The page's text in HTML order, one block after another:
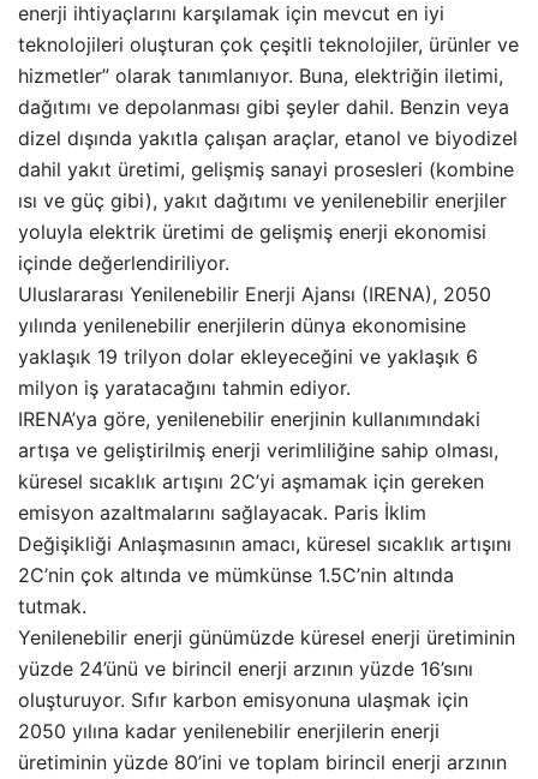
enerji ihtiyaçlarını karşılamak için mevcut en iyi
teknolojileri oluşturan çok çeşitli teknolojiler, ürünler ve
hizmetler” olarak tanımlanıyor. Buna, elektriğin iletimi,
dağıtımı ve depolanması gibi şeyler dahil. Benzin veya
dizel dışında yakıtla çalışan araçlar, etanol ve biyodizel
dahil yakıt üretimi, gelişmiş sanayi prosesleri (kombine
ısı ve güç gibi), yakıt dağıtımı ve yenilenebilir enerjiler
yoluyla elektrik üretimi de gelişmiş enerji ekonomisi
içinde değerlendiriliyor.
Uluslararası Yenilenebilir Enerji Ajansı (IRENA), 2050
yılında yenilenebilir enerjilerin dünya ekonomisine
yaklaşık 19 trilyon dolar ekleyeceğini ve yaklaşık 6
milyon iş yaratacağını tahmin ediyor.
IRENA’ya göre, yenilenebilir enerjinin kullanımındaki
artışa ve geliştirilmiş enerji verimliliğine sahip olması,
küresel sıcaklık artışını 2C’yi aşmamak için gereken
emisyon azaltmalarını sağlayacak. Paris İklim
Değişikliği Anlaşmasının amacı, küresel sıcaklık artışını
2C’nin çok altında ve mümkünse 1.5C’nin altında
tutmak.
Yenilenebilir enerji günümüzde küresel enerji üretiminin
yüzde 24’ünü ve birincil enerji arzının yüzde 16’sını
oluşturuyor. Sıfır karbon emisyonuna ulaşmak için
2050 yılına kadar yenilenebilir enerjilerin enerji
üretiminin yüzde 80’ini ve toplam birincil enerji arzının